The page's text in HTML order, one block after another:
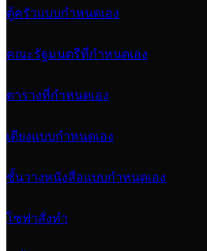
ตู้ครัวแบบกำหนดเอง
คณะรัฐมนตรีที่กำหนดเอง
ตารางที่กำหนดเอง
เตียงแบบกำหนดเอง
ชั้นวางหนังสือแบบกำหนดเอง
โซฟาสั่งทำ